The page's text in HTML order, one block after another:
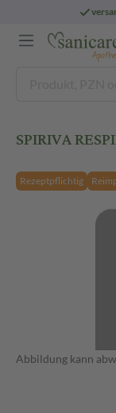
SPIRIVA
Rezeptpflichtig
Abbildung kann